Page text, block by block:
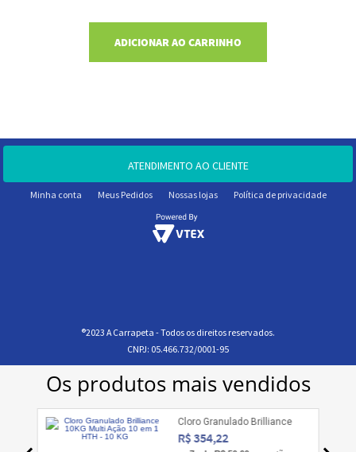
ADICIONAR AO CARRINHO
ATENDIMENTO AO CLIENTE
Minha conta Meus Pedidos Nossas lojas Política de privacidade
®2023 A Carrapeta - Todos os direitos reservados.
CNPJ: 05.466.732/0001-95